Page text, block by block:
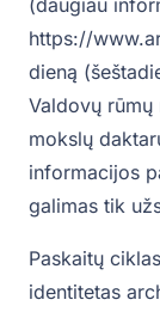
(daugiau
https://
dieną
Valdovų rūmų
mokslų
informacijos
galimas tik
Paskaitų
identitetas